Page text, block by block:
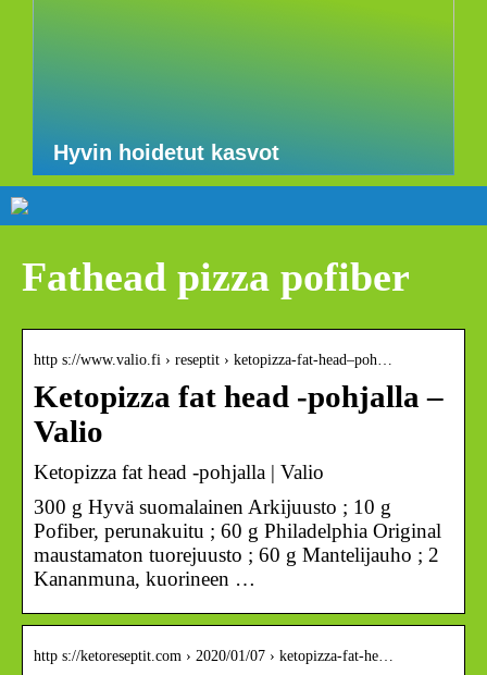
Hyvin hoidetut kasvot
Fathead pizza pofiber
http s://www.valio.fi › reseptit › ketopizza-fat-head–poh…
Ketopizza fat head -pohjalla –
Valio
Ketopizza fat head -pohjalla | Valio
300 g Hyvä suomalainen Arkijuusto ; 10 g
Pofiber, perunakuitu ; 60 g Philadelphia Original
maustamaton tuorejuusto ; 60 g Mantelijauho ; 2
Kananmuna, kuorineen …
http s://ketoreseptit.com › 2020/01/07 › ketopizza-fat-he…